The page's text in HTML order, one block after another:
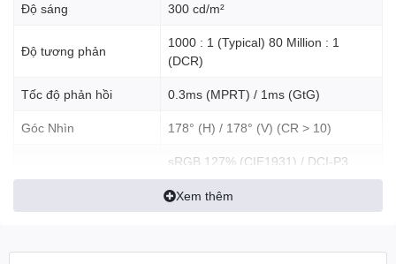
Với tốc độ khung hình lên tới 240Hz, ban sẽ nắm bắt mọi khoảnh
khắc quan trọng với chuyển động cực mượt và không bị nhòe
hình.
Độ sáng 300 cd/m²
Độ tương phản
1000 : 1 (Typical) 80 Million : 1
(DCR)
Tốc độ phản hồi 0.3ms (MPRT) / 1ms (GtG)
Góc Nhìn 178° (H) / 178° (V) (CR > 10)
sRGB 127% (CIE1931) / DCI-P3
94% (CIE1976)
Độ chính xác màu Delta E < 2
Xem thêm